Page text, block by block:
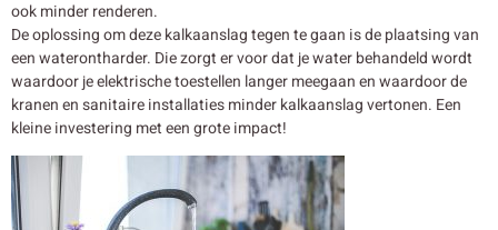
ook minder renderen.
De oplossing om deze kalkaanslag tegen te gaan is de plaatsing van
een waterontharder. Die zorgt er voor dat je water behandeld wordt
waardoor je elektrische toestellen langer meegaan en waardoor de
kranen en sanitaire installaties minder kalkaanslag vertonen. Een
kleine investering met een grote impact!